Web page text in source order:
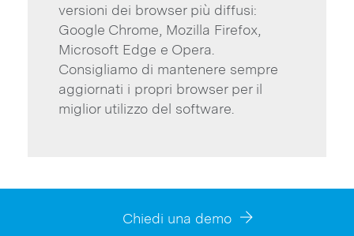
versioni dei browser più diffusi:
Google Chrome, Mozilla Firefox,
Microsoft Edge e Opera.
Consigliamo di mantenere sempre
aggiornati i propri browser per il
miglior utilizzo del software.
Chiedi una demo